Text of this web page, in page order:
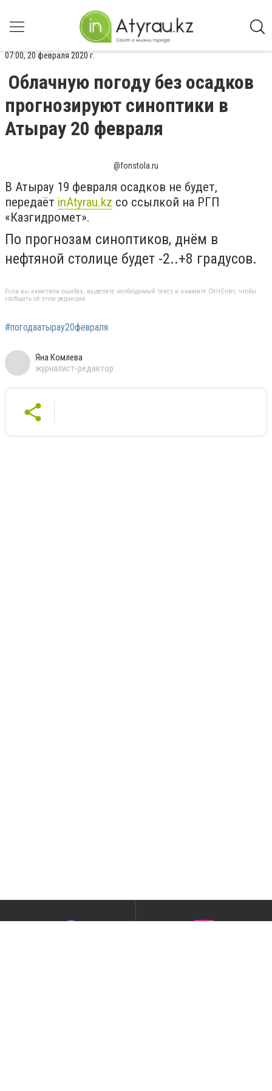
07:00, 20 февраля 2020 г.
Облачную погоду без осадков
прогнозируют синоптики в
Атырау 20 февраля
@fonstola.ru
В Атырау 19 февраля осадков не будет,
передаёт inAtyrau.kz со ссылкой на РГП
«Казгидромет».
По прогнозам синоптиков, днём в
нефтяной столице будет -2..+8 градусов.
Если вы заметили ошибку, выделите необходимый текст и нажмите Ctrl+Enter, чтобы
сообщить об этом редакции
#погодаатырау20февраля
Яна Комлева
журналист-редактор